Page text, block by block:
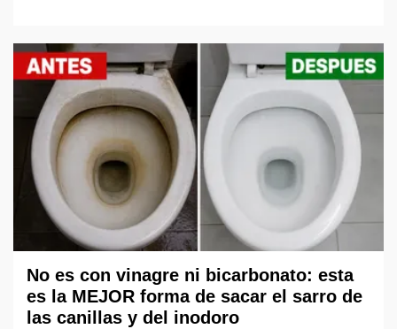
No es con vinagre ni bicarbonato: esta
es la MEJOR forma de sacar el sarro de
las canillas y del inodoro